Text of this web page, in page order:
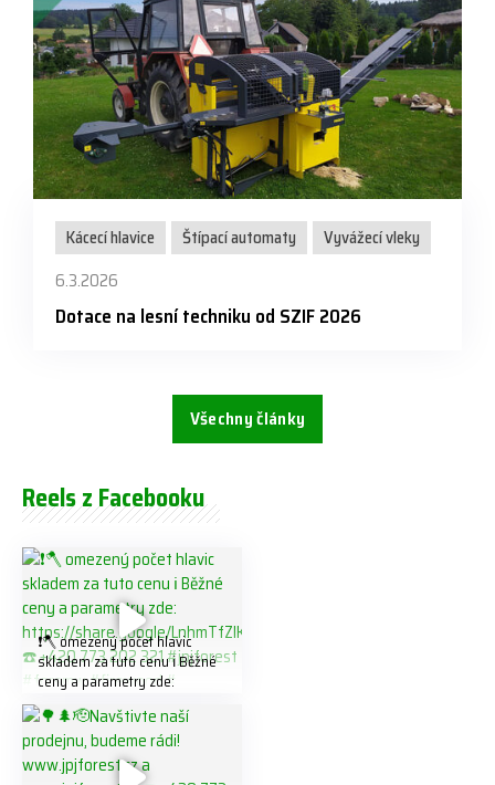
Kácecí hlavice Štípací automaty
Vyvážecí vleky
6.3.2026
Dotace na lesní techniku od SZIF 2026
Všechny články
Reels z Facebooku
❗️🪓 omezený počet hlavic
skladem za tuto cenu ℹ️ Běžné
ceny a parametry zde:
K8W5t7i6o ☎️ +420 773 202
321 #jpjforest #forsmw
#firewood #